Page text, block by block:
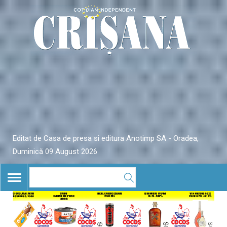
Editat de Casa de presa si editura Anotimp SA - Oradea,
Duminică 09 August 2026
TOGGLE
NAVIGATION